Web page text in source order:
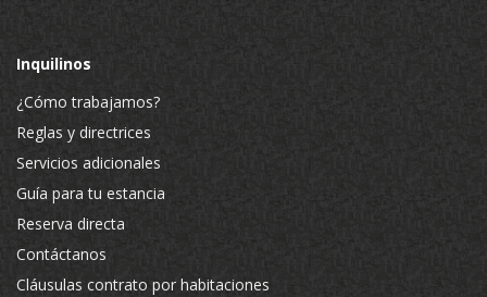
Inquilinos
¿Cómo trabajamos?
Reglas y directrices
Servicios adicionales
Guía para tu estancia
Reserva directa
Contáctanos
Cláusulas contrato por habitaciones